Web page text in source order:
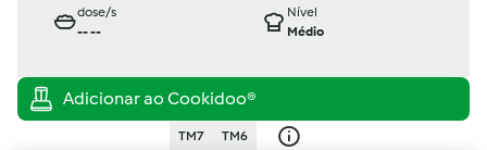
dose/s
----
Nível
Médio
TM7 TM6